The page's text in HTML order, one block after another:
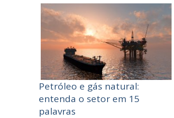
Petróleo e gás natural:
entenda o setor em 15
palavras